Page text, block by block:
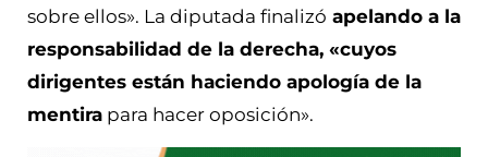
sobre ellos». La diputada finalizó apelando a la
responsabilidad de la derecha, «cuyos
dirigentes están haciendo apología de la
mentira para hacer oposición».